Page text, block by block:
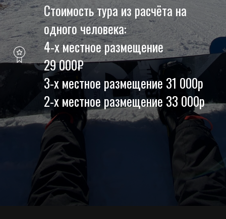
Стоимость тура из расчёта на
одного человека:
4-х местное размещение
29 000₽
3-х местное размещение 31 000р
2-х местное размещение 33 000р